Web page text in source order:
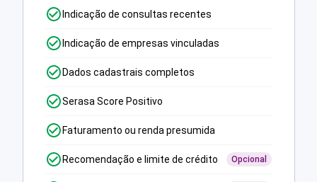
Indicação de consultas recentes
Indicação de empresas vinculadas
Dados cadastrais completos
Serasa Score Positivo
Faturamento ou renda presumida
Recomendação e limite de crédito Opcional